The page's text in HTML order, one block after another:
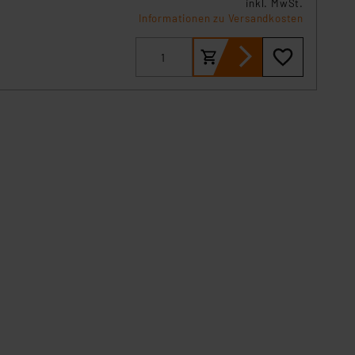
inkl. MwSt.
Informationen zu Versandkosten